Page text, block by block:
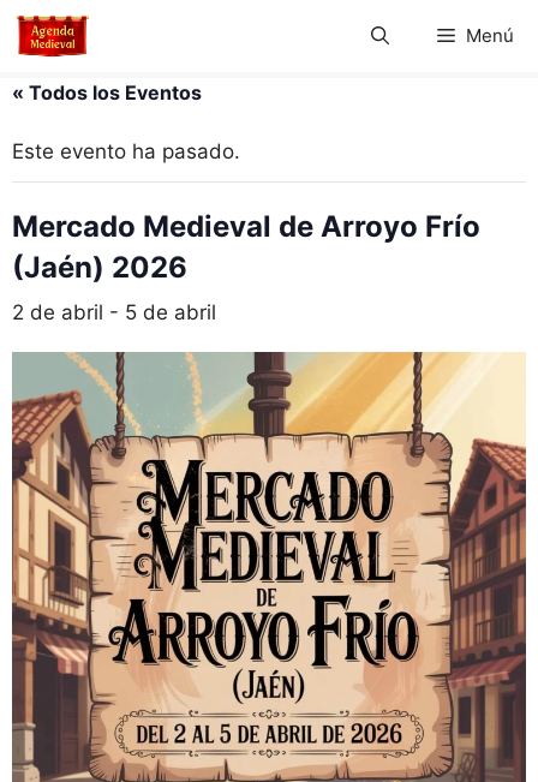
Saltar
Menú
« Todos los Eventos
Este evento ha pasado.
Mercado Medieval de Arroyo Frío
(Jaén) 2026
2 de abril - 5 de abril